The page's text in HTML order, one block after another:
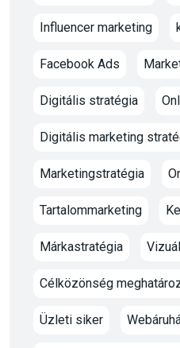
Influencer marketing
Facebook Ads
Digitális stratégia
Digitális marketing
Marketingstratégia
Tartalommarketing
Márkastratégia
Célközönség
Üzleti siker